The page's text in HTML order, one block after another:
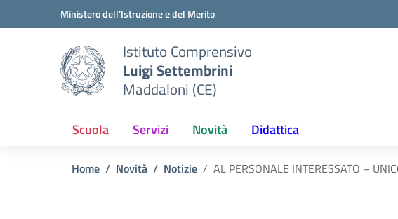
Vai ai contenuti
Vai al menu di navigazioneMinistero dell'Istruzione e del Merito
Istituto Comprensivo
Luigi Settembrini
Maddaloni (CE)
Scuola Servizi Novità Didattica
Home Novità Notizie AL PERSONALE INTERESSATO –